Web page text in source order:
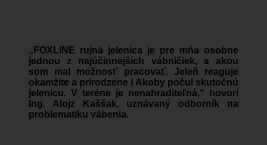
„FOXLINE rujná jelenica je pre mňa osobne
jednou z najúčinnejších vábničiek, s akou
som mal možnosť pracovať. Jeleň reaguje
okamžite a prirodzene ! Akoby počul skutočnú
jelenicu. V teréne je nenahraditeľná,“ hovorí
Ing. Alojz Kaššak, uznávaný odborník na
problematiku vábenia.